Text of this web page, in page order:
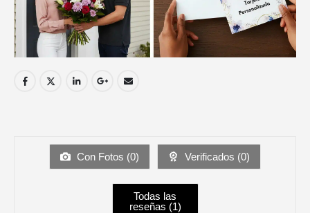
Con Fotos (0) Verificados (0)
Todas las
reseñas (1)